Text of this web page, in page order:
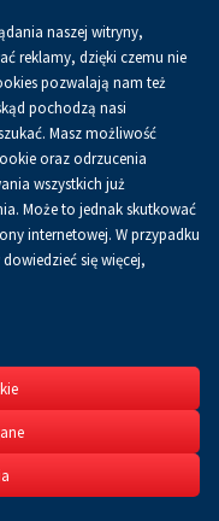
KoszykPL
naszej witryny,
reklamy, dzięki czemu nie
pozwalają nam też
pochodzą nasi
Masz możliwość
oraz odrzucenia
wszystkich już
Może to jednak skutkować
internetowej. W przypadku
się więcej,